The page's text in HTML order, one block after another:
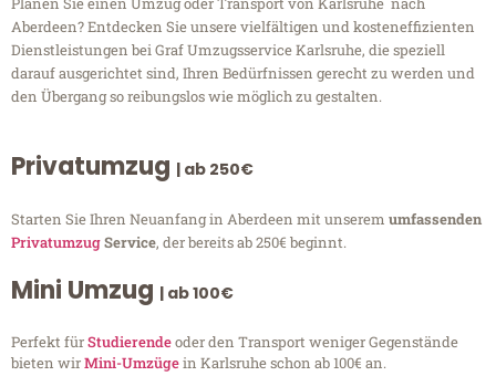
Aberdeen? Entdecken Sie unsere vielfältigen und kosteneffizienten
Dienstleistungen bei Graf Umzugsservice Karlsruhe, die speziell
darauf ausgerichtet sind, Ihren Bedürfnissen gerecht zu werden und
den Übergang so reibungslos wie möglich zu gestalten.
Privatumzug | ab 250€
Starten Sie Ihren Neuanfang in Aberdeen mit unserem umfassenden
PrivatumzugService, der bereits ab 250€ beginnt.
Mini Umzug | ab 100€
Perfekt fürStudierendeoder den Transport weniger Gegenstände
bieten wirMini-Umzügein Karlsruhe schon ab 100€ an.